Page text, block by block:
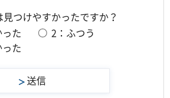
つけやすかったですか？
た
2：ふつう
た